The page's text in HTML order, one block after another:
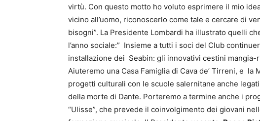
virtù. Con questo motto ho voluto esprimere il mio
vicino all’uomo, riconoscerlo come tale e cercare di
bisogni”. La Presidente Lombardi ha illustrato quelli
l’anno sociale:” Insieme a tutti i soci del Club
installazione dei Seabin: gli innovativi cestini mangia-
Aiuteremo una Casa Famiglia di Cava de’ Tirreni, e
progetti culturali con le scuole salernitane anche
della morte di Dante. Porteremo a termine anche i
“Ulisse”, che prevede il coinvolgimento dei giovani